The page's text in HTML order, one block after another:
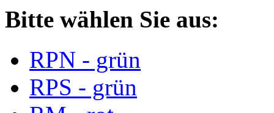
Bitte wählen Sie aus:
RPN - grün
RPS - grün